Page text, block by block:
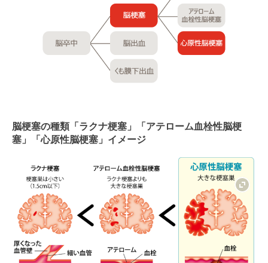
脳梗塞の種類「ラクナ梗塞」「アテローム血栓性脳梗
塞」「心原性脳梗塞」イメージ